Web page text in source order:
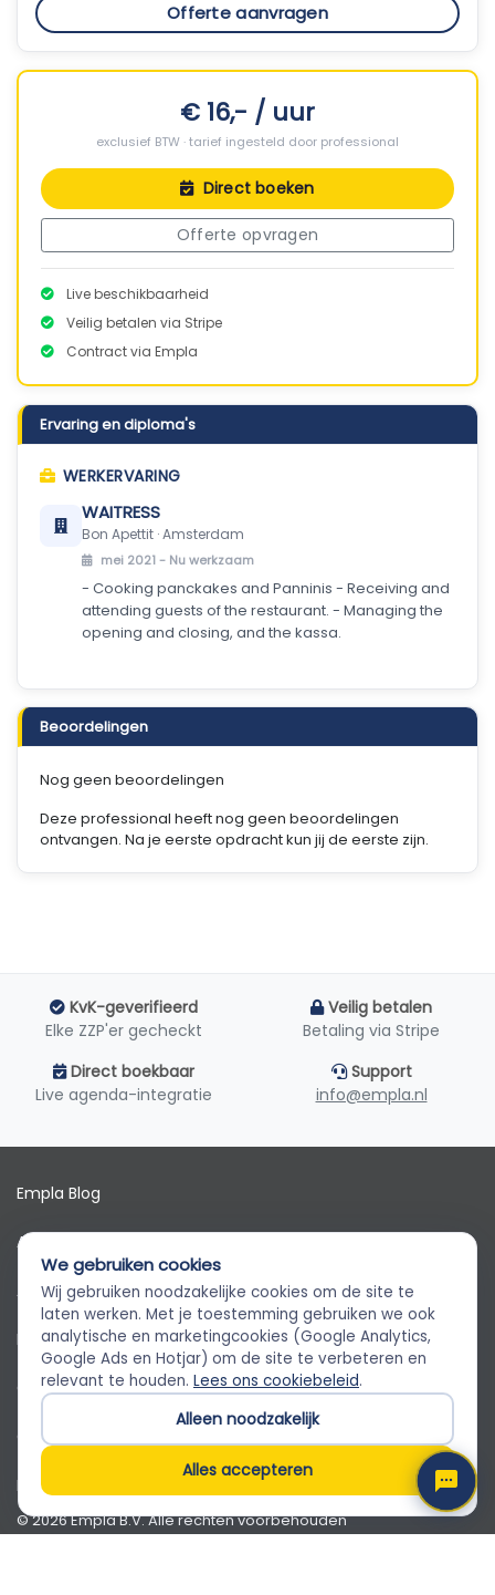
Offerte aanvragen
€ 16,- / uur
exclusief BTW · tarief ingesteld door professional
Direct boeken
Offerte opvragen
Live beschikbaarheid
Veilig betalen via Stripe
Contract via Empla
Ervaring en diploma's
WERKERVARING
WAITRESS
Bon Apettit · Amsterdam
mei 2021 - Nu werkzaam
- Cooking panckakes and Panninis - Receiving and
attending guests of the restaurant. - Managing the
opening and closing, and the kassa.
Beoordelingen
Nog geen beoordelingen
Deze professional heeft nog geen beoordelingen
ontvangen. Na je eerste opdracht kun jij de eerste zijn.
KvK-geverifieerd
Elke ZZP'er gecheckt
Veilig betalen
Betaling via Stripe
Direct boekbaar
Live agenda-integratie
Support
info@empla.nl
Empla Blog
Algemene voorwaarden
AVG
Privacybeleid
Cookiebeleid
Cookievoorkeuren
Klantenservice
© 2026 Empla B.V. Alle rechten voorbehouden
Empla Assistent
Altijd beschikbaar, stel een vraag
We gebruiken cookies
Wij gebruiken noodzakelijke cookies om de site te
laten werken. Met je toestemming gebruiken we ook
analytische en marketingcookies (Google Analytics,
Google Ads en Hotjar) om de site te verbeteren en
relevant te houden. Lees ons cookiebeleid.
Alleen noodzakelijk
Alles accepteren